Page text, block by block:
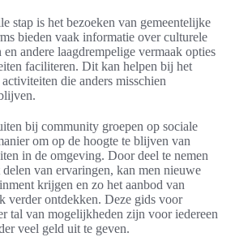
stap is het bezoeken van gemeentelijke
bieden vaak informatie over culturele
en andere laagdrempelige vermaak opties
faciliteren. Dit kan helpen bij het
die anders misschien
bij community groepen op sociale
om op de hoogte te blijven van
in de omgeving. Door deel te nemen
delen van ervaringen, kan men nieuwe
krijgen en zo het aanbod van
verder ontdekken. Deze gids voor
tal van mogelijkheden zijn voor iedereen
veel geld uit te geven.